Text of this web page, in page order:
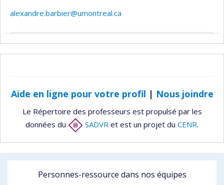
alexandre.barbier@umontreal.ca
Aide en ligne pour votre profil | Nous joindre
Le Répertoire des professeurs est propulsé par les
données du
SADVR et est un projet du CENR.
Personnes-ressource dans nos équipes